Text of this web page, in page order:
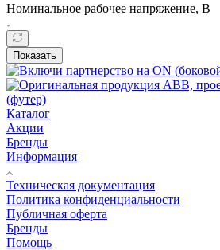
Номинальное рабочее напряжение, В
Показать
Каталог
Акции
Бренды
Информация
Техническая документация
Политика конфиденциальности
Публичная оферта
Бренды
Помощь